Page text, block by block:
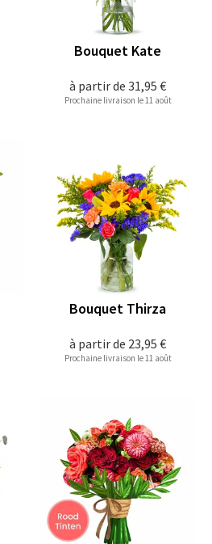
à partir de 31,95 €
Bouquet Kate
Prochaine livraison le 11 août
à partir de 23,95 €
Bouquet Thirza
Prochaine livraison le 11 août